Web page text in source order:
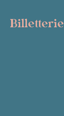
Billetterie